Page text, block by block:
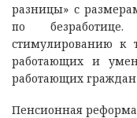
разницы» с
по безработице.
стимулированию к
работающих и
работающих
Пенсионная